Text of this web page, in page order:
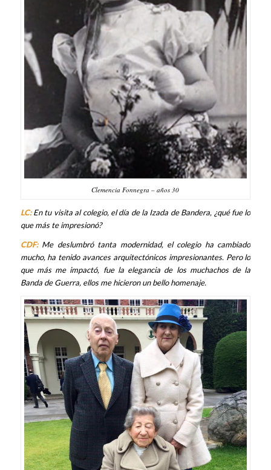
Clemencia Fonnegra – años 30
LC:En tu visita al colegio, el día de la Izada de Bandera, ¿qué fue lo
que más te impresionó?
CDF: Me deslumbró tanta modernidad, el colegio ha cambiado
mucho, ha tenido avances arquitectónicos impresionantes. Pero lo
que más me impactó, fue la elegancia de los muchachos de la
Banda de Guerra, ellos me hicieron un bello homenaje.